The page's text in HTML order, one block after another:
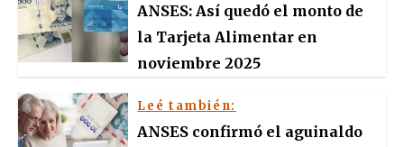
ANSES: Así quedó el monto de
la Tarjeta Alimentar en
noviembre 2025
Leé también:
ANSES confirmó el aguinaldo